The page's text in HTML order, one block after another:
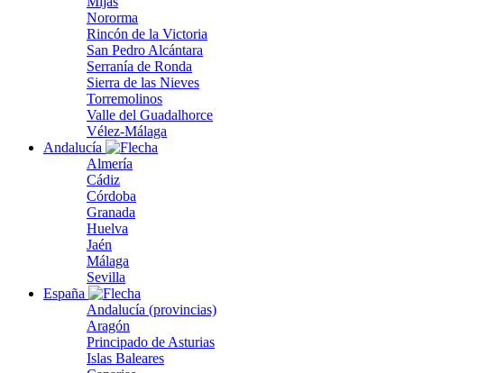
Nororma
Rincón de la Victoria
San Pedro Alcántara
Serranía de Ronda
Sierra de las Nieves
Torremolinos
Valle del Guadalhorce
Vélez-Málaga
Andalucía
Almería
Cádiz
Córdoba
Granada
Huelva
Jaén
Málaga
Sevilla
España
Andalucía (provincias)
Aragón
Principado de Asturias
Islas Baleares